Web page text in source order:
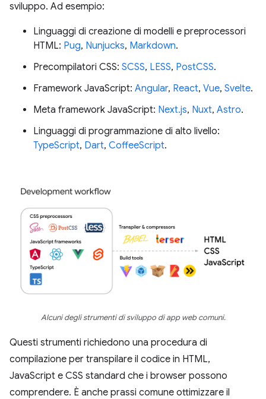
sviluppo. Ad esempio:
Linguaggi di creazione di modelli e preprocessori
HTML: Pug, Nunjucks, Markdown.
Precompilatori CSS: SCSS, LESS, PostCSS.
Framework JavaScript: Angular, React, Vue, Svelte.
Meta framework JavaScript: Next.js, Nuxt, Astro.
Linguaggi di programmazione di alto livello:
TypeScript, Dart, CoffeeScript.
Alcuni degli strumenti di sviluppo di app web comuni.
Questi strumenti richiedono una procedura di
compilazione per transpilare il codice in HTML,
JavaScript e CSS standard che i browser possono
comprendere. È anche prassi comune ottimizzare il